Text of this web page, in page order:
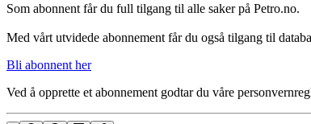
Som abonnent får du full tilgang til alle saker på Petro.no.
Med vårt utvidede abonnement får du også tilgang til
Bli abonnent her
Ved å opprette et abonnement godtar du våre